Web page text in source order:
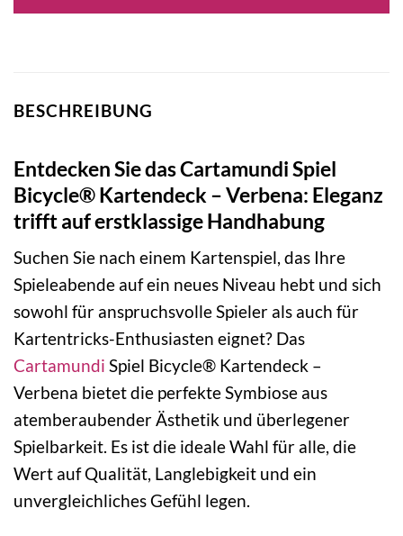
BESCHREIBUNG
Entdecken Sie das Cartamundi Spiel
Bicycle® Kartendeck – Verbena: Eleganz
trifft auf erstklassige Handhabung
Suchen Sie nach einem Kartenspiel, das Ihre
Spieleabende auf ein neues Niveau hebt und sich
sowohl für anspruchsvolle Spieler als auch für
Kartentricks-Enthusiasten eignet? Das
Cartamundi Spiel Bicycle® Kartendeck –
Verbena bietet die perfekte Symbiose aus
atemberaubender Ästhetik und überlegener
Spielbarkeit. Es ist die ideale Wahl für alle, die
Wert auf Qualität, Langlebigkeit und ein
unvergleichliches Gefühl legen.